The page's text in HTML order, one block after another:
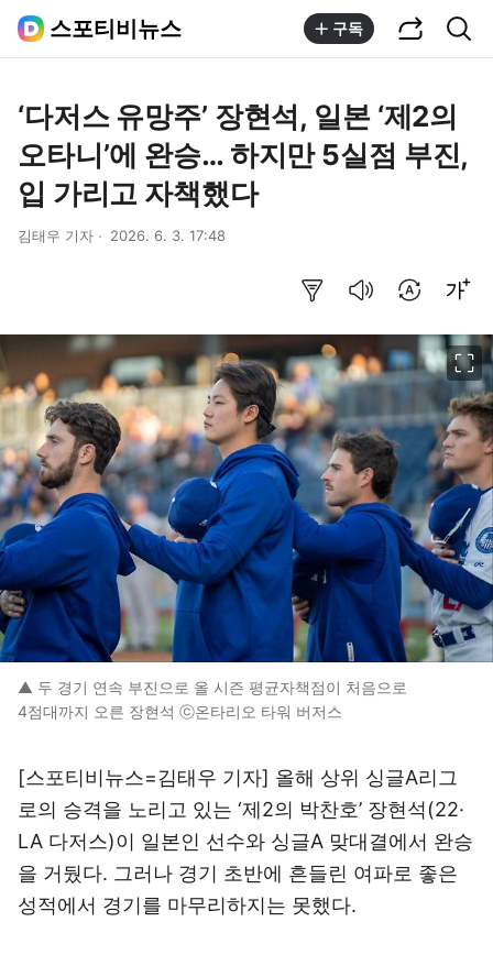
스포티비뉴스 구독
‘다저스 유망주’ 장현석, 일본 ‘제2의
오타니’에 완승… 하지만 5실점 부진,
입 가리고 자책했다
김태우 기자 2026. 6. 3. 17:48
▲ 두 경기 연속 부진으로 올 시즌 평균자책점이 처음으로
4점대까지 오른 장현석 ⓒ온타리오 타워 버저스
[스포티비뉴스=김태우 기자] 올해 상위 싱글A리그
로의 승격을 노리고 있는 ‘제2의 박찬호’ 장현석(22·
LA 다저스)이 일본인 선수와 싱글A 맞대결에서 완승
을 거뒀다. 그러나 경기 초반에 흔들린 여파로 좋은
성적에서 경기를 마무리하지는 못했다.